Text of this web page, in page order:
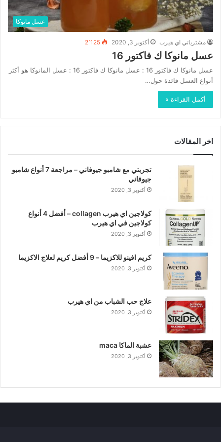
عسل مانوكا
مشترياتي اي هيرب أكتوبر 3, 2020 2٬125
عسل مانوكا ك فاكتور 16
عسل مانوكا ك فاكتور 16 : عسل مانوكا ك فاكتور 16 : عسل المانوكا هو أكثر
أنواع العسل فائدة حول…
أكمل القراءة »
اخر المقالات
تجربتي مع شامبو جيوفاني – مراجعة 7 أنواع شامبو
جيوفاني
أكتوبر 3, 2020
كولاجين اي هيرب collagen – أفضل 4 أنواع
كولاجين في اي هيرب
أكتوبر 3, 2020
كريم افينو للاكزيما – 9 أفضل كريم لعلاج الاكزيما
أكتوبر 3, 2020
علاج حب الشباب من اي هيرب
أكتوبر 3, 2020
عشبة الماكا maca
أكتوبر 3, 2020